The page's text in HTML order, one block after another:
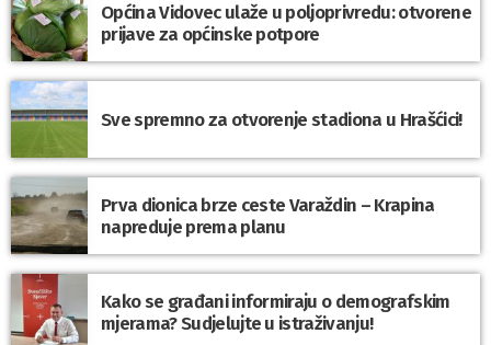
Općina Vidovec ulaže u poljoprivredu: otvorene
prijave za općinske potpore
Sve spremno za otvorenje stadiona u Hrašćici!
Prva dionica brze ceste Varaždin – Krapina
napreduje prema planu
Kako se građani informiraju o demografskim
mjerama? Sudjelujte u istraživanju!